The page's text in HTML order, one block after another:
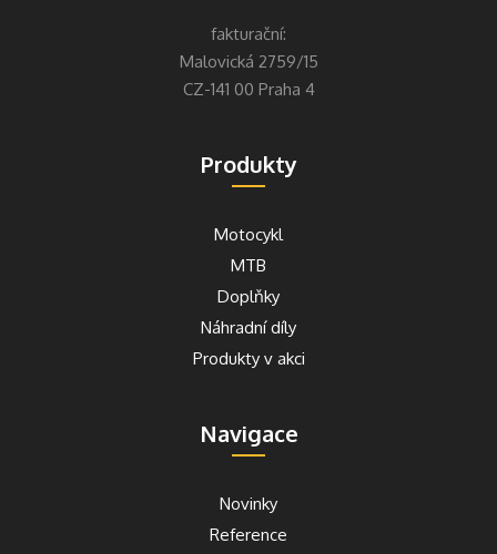
fakturační:
Malovická 2759/15
CZ-141 00 Praha 4
Produkty
Motocykl
MTB
Doplňky
Náhradní díly
Produkty v akci
Navigace
Novinky
Reference